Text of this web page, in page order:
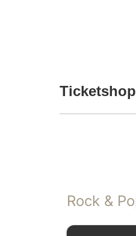
Ticketshop